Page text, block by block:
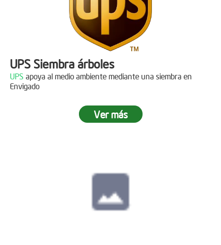
UPS Siembra árboles
UPS apoya al medio ambiente mediante una siembra en
Envigado
Ver más